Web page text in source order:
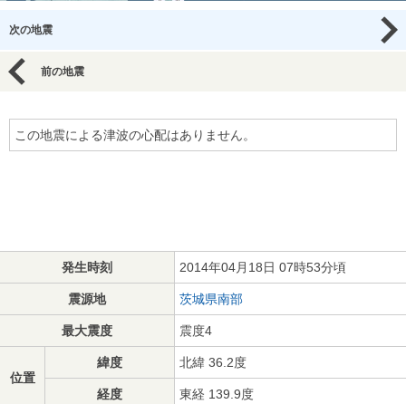
次の地震
前の地震
この地震による津波の心配はありません。
発生時刻 2014年04月18日 07時53分頃
震源地 茨城県南部
最大震度 震度4
位置
緯度 北緯 36.2度
経度 東経 139.9度